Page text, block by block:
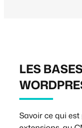
LES
Savoir ce qui